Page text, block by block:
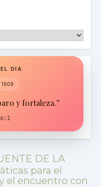
DÍA
1909
y fortaleza.”
DE LA
para el
el encuentro con